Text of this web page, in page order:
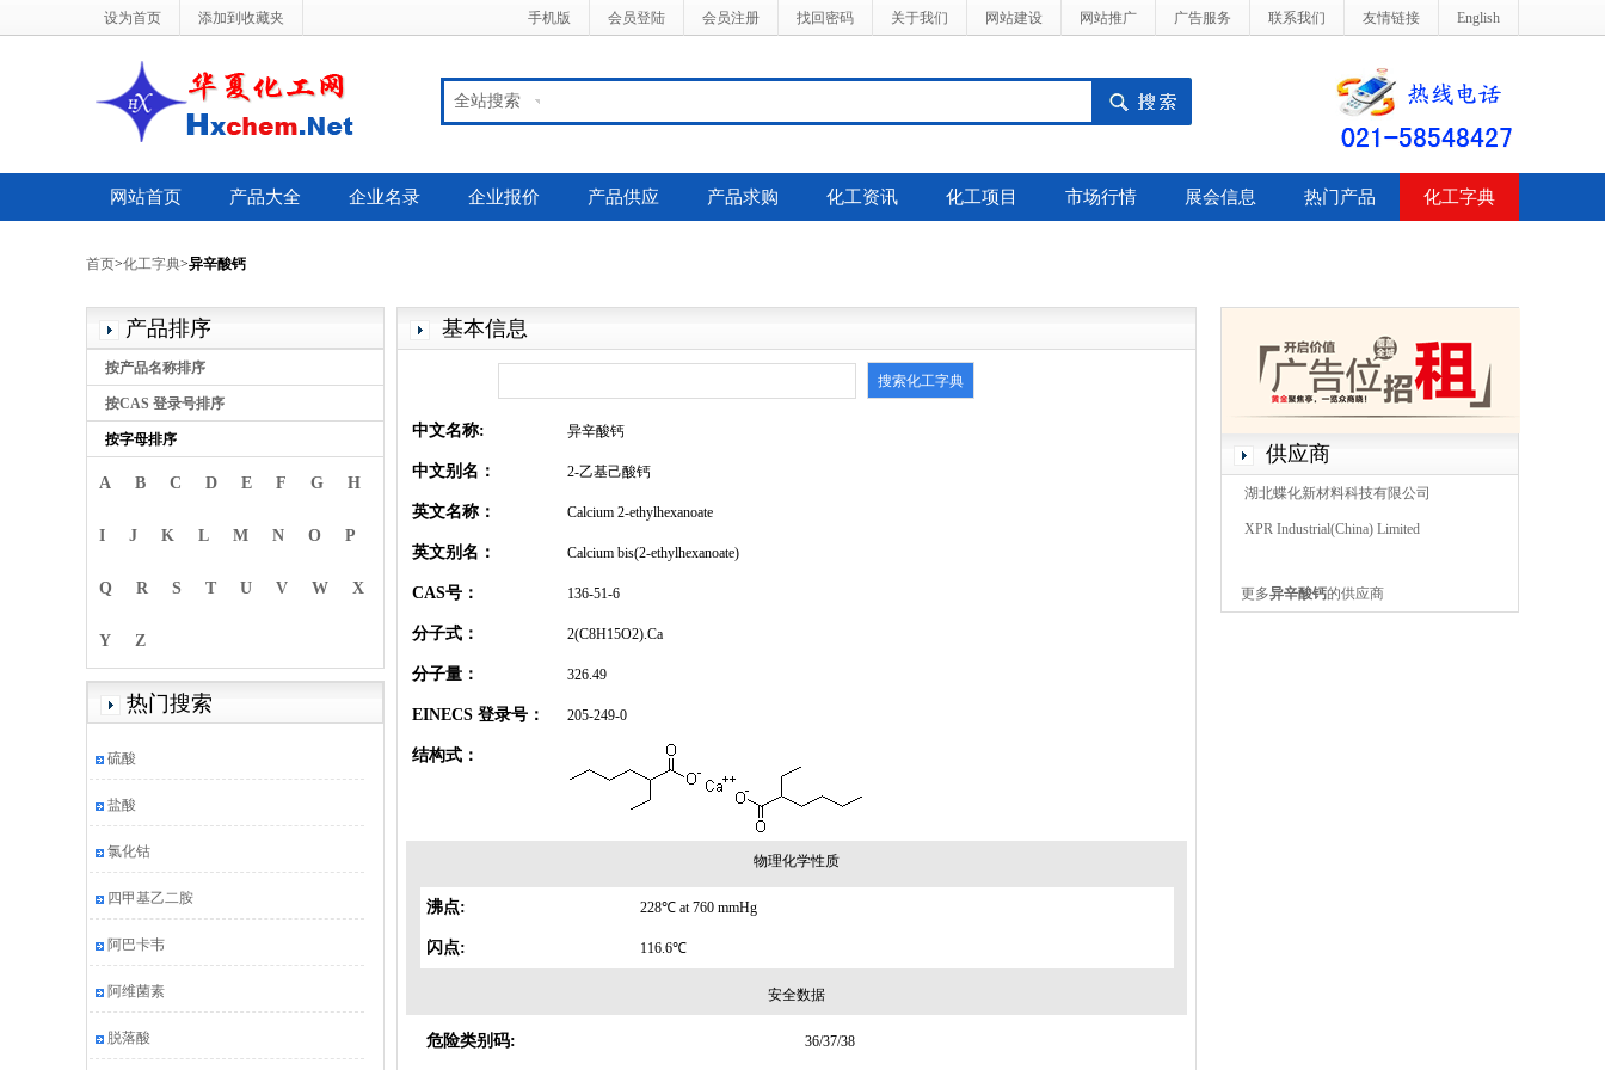
设为首页 添加到收藏夹 手机版 会员登陆 会员注册 找回密码 关于我们 网站建设 网站推广 广告服务 联系我们 友情链接 English
全站搜索
网站首页 产品大全 企业名录 企业报价 产品供应 产品求购 化工资讯 化工项目 市场行情 展会信息 热门产品 化工字典
首页>化工字典>异辛酸钙
产品排序
按产品名称排序
按CAS 登录号排序
按字母排序
A B C D E F G H
I J K L M N O P
Q R S T U V W X
Y Z
热门搜索
硫酸
盐酸
氯化钴
四甲基乙二胺
阿巴卡韦
阿维菌素
脱落酸
基本信息
中文名称: 异辛酸钙
中文别名： 2-乙基己酸钙
英文名称： Calcium 2-ethylhexanoate
英文别名： Calcium bis(2-ethylhexanoate)
CAS号： 136-51-6
分子式： 2(C8H15O2).Ca
分子量： 326.49
EINECS 登录号： 205-249-0
结构式：
物理化学性质
沸点: 228℃ at 760 mmHg
闪点: 116.6℃
安全数据
危险类别码: 36/37/38
供应商
湖北蝶化新材料科技有限公司
XPR Industrial(China) Limited
更多异辛酸钙的供应商